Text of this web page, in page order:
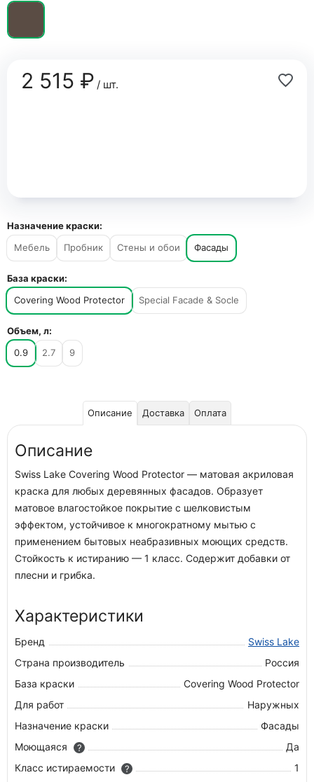
2 515 ₽/ шт.
Назначение краски:
Мебель
Пробник Стены и обои Фасады
База краски:
Covering Wood Protector
Special Facade & Socle
Объем, л:
0.9
2.7 9
Описание Доставка Оплата
Описание
Swiss Lake Covering Wood Protector — матовая акриловая
краска для любых деревянных фасадов. Образует
матовое влагостойкое покрытие с шелковистым
эффектом, устойчивое к многократному мытью с
применением бытовых неабразивных моющих средств.
Стойкость к истиранию — 1 класс. Содержит добавки от
плесни и грибка.
Характеристики
Бренд
Swiss Lake
Страна производитель
Россия
База краски
Covering Wood Protector
Для работ
Наружных
Назначение краски
Фасады
Моющаяся
?
Да
Класс истираемости
?
1